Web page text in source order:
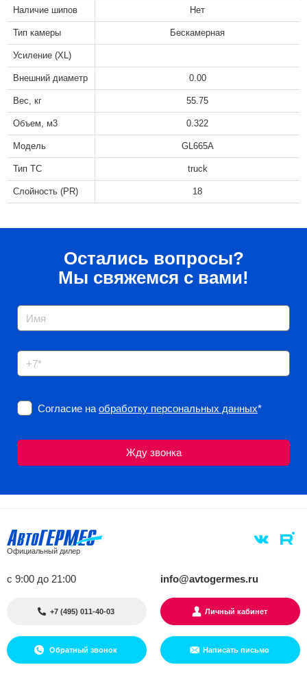
Наличие шипов Нет
Тип камеры Бескамерная
Усиление (XL)
Внешний диаметр 0.00
Вес, кг 55.75
Объем, м3 0.322
Модель GL665A
Тип ТС truck
Слойность (PR) 18
Остались вопросы?
Мы свяжемся с вами!
Согласие на обработку персональных данных*
Официальный дилер
с 9:00 до 21:00 info@avtogermes.ru
+7 (495) 011-40-03 Личный кабинет
Обратный звонок Написать письмо